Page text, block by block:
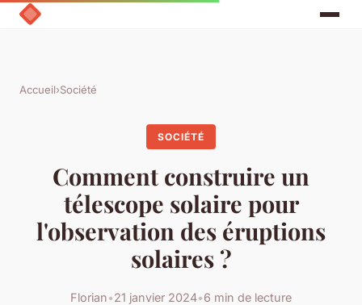
Accueil›Société
SOCIÉTÉ
Comment construire un
télescope solaire pour
l'observation des éruptions
solaires ?
Florian•21 janvier 2024•6 min de lecture